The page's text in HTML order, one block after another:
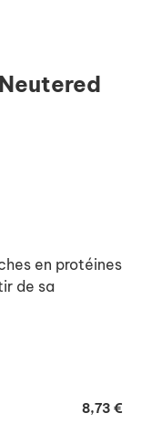
en protéines
de sa
8,73 €